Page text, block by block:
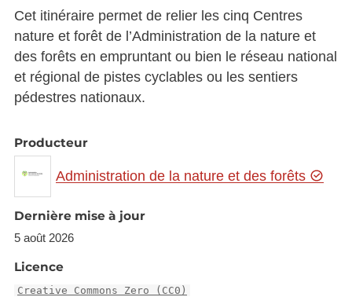
Cet itinéraire permet de relier les cinq Centres
nature et forêt de l’Administration de la nature et
des forêts en empruntant ou bien le réseau national
et régional de pistes cyclables ou les sentiers
pédestres nationaux.
Producteur
Administration de la nature et des forêts
Dernière mise à jour
5 août 2026
Licence
Creative Commons Zero (CC0)